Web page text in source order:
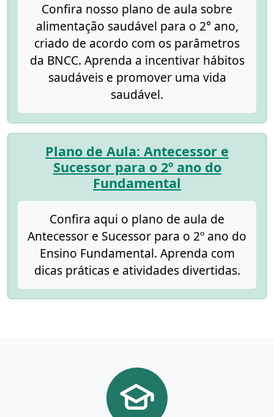
Confira nosso plano de aula sobre
alimentação saudável para o 2° ano,
criado de acordo com os parâmetros
da BNCC. Aprenda a incentivar hábitos
saudáveis e promover uma vida
saudável.
Plano de Aula: Antecessor e
Sucessor para o 2º ano do
Fundamental
Confira aqui o plano de aula de
Antecessor e Sucessor para o 2º ano do
Ensino Fundamental. Aprenda com
dicas práticas e atividades divertidas.